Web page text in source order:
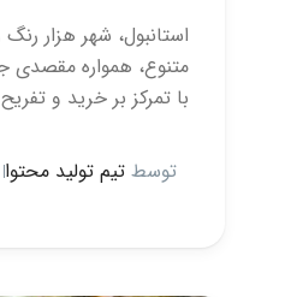
استانبول، شهر هزار
متنوع، همواره مقصدی
با تمرکز بر خرید و
توسط تیم تولید محتوا